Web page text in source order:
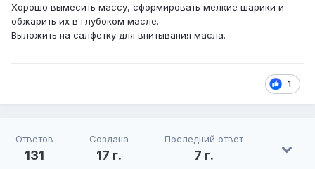
Хорошо вымесить массу, сформировать мелкие шарики и
обжарить их в глубоком масле.
Выложить на салфетку для впитывания масла.
1
Ответов
131
Создана
17 г.
Последний ответ
7 г.